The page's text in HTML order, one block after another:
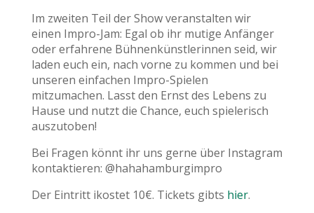
Im zweiten Teil der Show veranstalten wir
einen Impro-Jam: Egal ob ihr mutige Anfänger
oder erfahrene Bühnenkünstlerinnen seid, wir
laden euch ein, nach vorne zu kommen und bei
unseren einfachen Impro-Spielen
mitzumachen. Lasst den Ernst des Lebens zu
Hause und nutzt die Chance, euch spielerisch
auszutoben!
Bei Fragen könnt ihr uns gerne über Instagram
kontaktieren: @hahahamburgimpro
Der Eintritt ikostet 10€. Tickets gibts hier.